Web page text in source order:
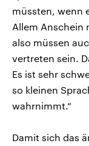
müssten, wenn
Allem Anschein
also müssen
vertreten sein.
Es ist sehr
so kleinen
wahrnimmt.“
Damit sich das